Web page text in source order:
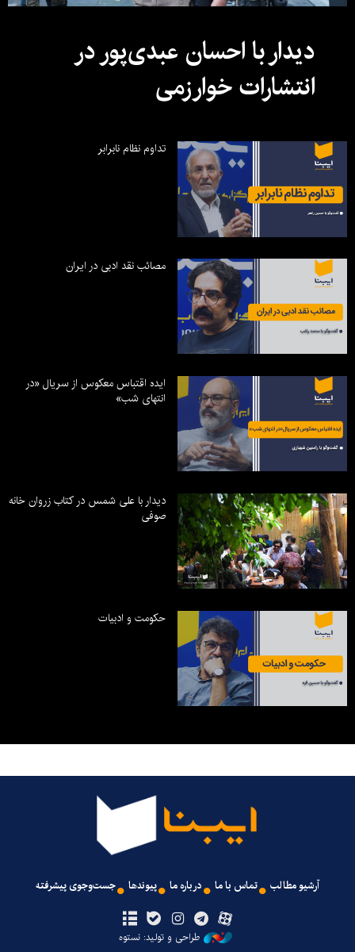
دیدار با احسان عبدی‌پور در
انتشارات خوارزمی
تداوم نظام نابرابر
مصائب نقد ادبی در ایران
ایده اقتباس معکوس از سریال «در
انتهای شب»
دیدار با علی شمس در کتاب زروان خانه
صوفی
حکومت و ادبیات
آرشیو مطالب تماس با ما درباره ما پیوندها جست‌وجوی پیشرفته
طراحی و تولید: نستوه